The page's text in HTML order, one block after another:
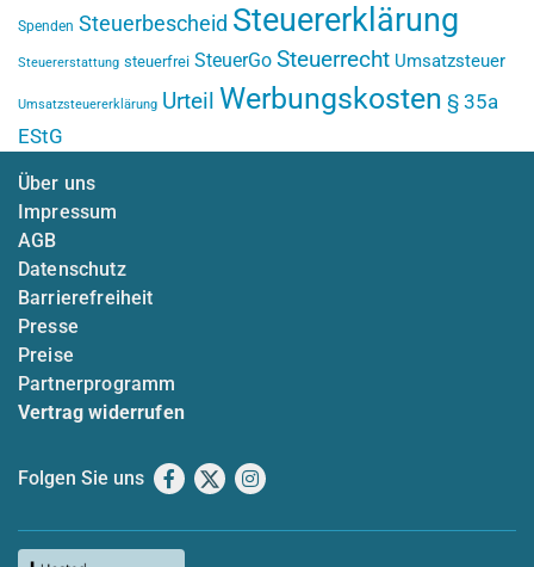
Spenden Steuerbescheid Steuererklärung
Steuererstattung steuerfrei SteuerGo Steuerrecht Umsatzsteuer
Umsatzsteuererklärung Urteil Werbungskosten § 35a
EStG
Über uns
Impressum
AGB
Datenschutz
Barrierefreiheit
Presse
Preise
Partnerprogramm
Vertrag widerrufen
Folgen Sie uns Facebook
X Instagram